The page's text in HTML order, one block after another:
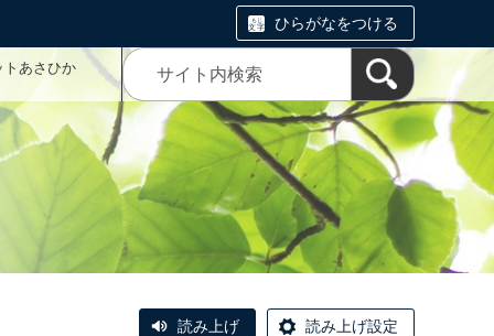
ひらがなをつける
トあさひか
読み上げ 読み上げ設定